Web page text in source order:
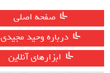
صفحه اصلی
درباره وحید مجیدی
ابزارهای آنلاین